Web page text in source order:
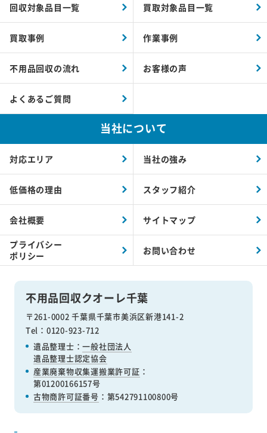
不用品回収クオーレ千葉
〒261-0002 千葉県千葉市美浜区新港141-2
Tel：0120-923-712
遺品整理士：一般社団法人
遺品整理士認定協会
産業廃棄物収集運搬業許可証 ：
第01200166157号
古物商許可証番号 ：第542791100800号
回収対象品目一覧 買取対象品目一覧
買取事例 作業事例
不用品回収の流れ お客様の声
よくあるご質問
当社について
対応エリア 当社の強み
低価格の理由 スタッフ紹介
会社概要 サイトマップ
プライバシー
ポリシー
お問い合わせ